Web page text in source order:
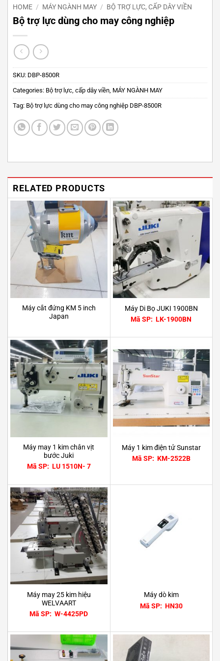
HOME / MÁY NGÀNH MAY / BỘ TRỢ LỰC, CẤP DÂY VIỀN
Bộ trợ lực dùng cho may công nghiệp
SKU: DBP-8500R
Categories: Bộ trợ lực, cấp dây viền, MÁY NGÀNH MAY
Tag: Bộ trợ lực dùng cho may công nghiệp DBP-8500R
RELATED PRODUCTS
Máy cắt đứng KM 5 inch
Japan
Máy Di Bọ JUKI 1900BN
Mã SP: LK-1900BN
Máy may 1 kim chân vịt
bước Juki
Mã SP: LU 1510N- 7
Máy 1 kim điện tử Sunstar
Mã SP: KM-2522B
Máy may 25 kim hiệu
WELVAART
Mã SP: W-4425PD
Máy dò kim
Mã SP: HN30